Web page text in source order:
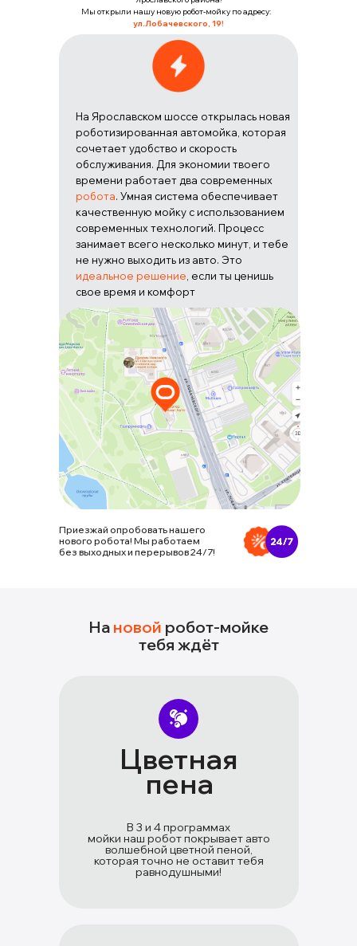
Мы открыли нашу новую робот-мойку по адресу:
ул.Лобачевского, 19!
Приезжай опробовать нашего
нового робота! Мы работаем
без выходных и перерывов 24/7!
На Ярославском шоссе открылась новая
роботизированная автомойка, которая
сочетает удобство и скорость
обслуживания. Для экономии твоего
времени работает два современных
робота. Умная система обеспечивает
качественную мойку с использованием
современных технологий. Процесс
занимает всего несколько минут, и тебе
не нужно выходить из авто. Это
идеальное решение , если ты ценишь
свое время и комфорт
В 3 и 4 программах
мойки наш робот покрывает авто
волшебной цветной пеной,
которая точно не оставит тебя
равнодушными!
Цветная
пена
На новой робот-мойке
тебя ждёт